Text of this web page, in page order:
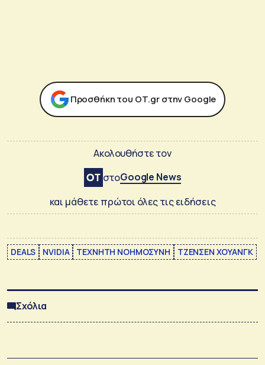
Προσθήκη του ΟΤ.gr στην Google
Ακολουθήστε τον
στοGoogle News
και μάθετε πρώτοι όλες τις ειδήσεις
DEALS NVIDIA ΤΕΧΝΗΤΗ ΝΟΗΜΟΣΥΝΗ ΤΖΕΝΣΕΝ ΧΟΥΑΝΓΚ
Σχόλια